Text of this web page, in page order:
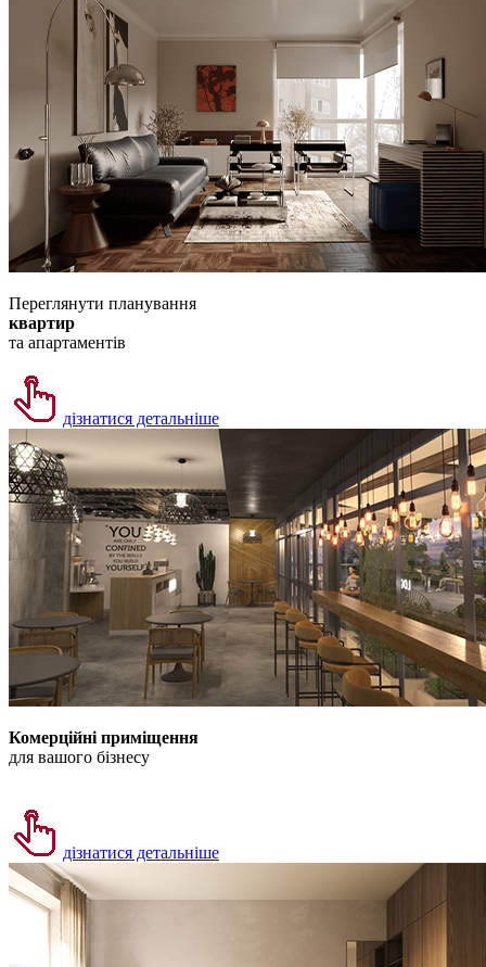
Переглянути планування
квартир
та апартаментів
дізнатися детальніше
Комерційні приміщення
для вашого бізнесу
дізнатися детальніше